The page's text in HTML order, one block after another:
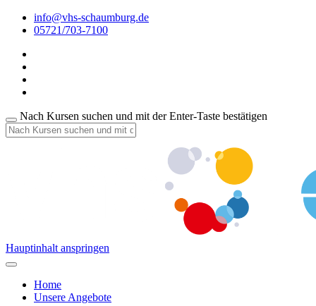
info@vhs-schaumburg.de
05721/703-7100
Nach Kursen suchen und mit der Enter-Taste bestätigen
Hauptinhalt anspringen
Home
Unsere Angebote